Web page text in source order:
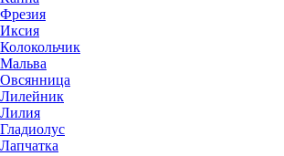
Фрезия
Иксия
Колокольчик
Мальва
Овсянница
Лилейник
Лилия
Гладиолус
Лапчатка